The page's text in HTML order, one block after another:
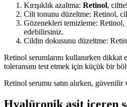
Kırışıklık azaltma: Retinol,
Cilt tonunu düzeltme: Retinol,
Gözenekleri temizleme: Retinol,
edebilirsiniz.
Cildin dokusunu düzeltme:
Retinol serumlarını kullanırken
toleransını test etmek için küçük bir
Retinol serumu satın alırken,
Hyalüronik asit içeren